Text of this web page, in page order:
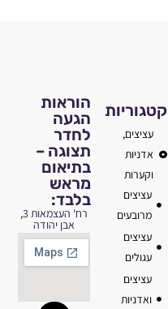
הוראות
הגעה
לחדר
תצוגה –
בתיאום
מראש
בלבד:
רח' העצמאות 3,
אבן יהודה
קטגוריות
עציצים,
אדניות
וקערות
עציצים
מרובעים
עציצים
עגולים
עציצים
ואדניות